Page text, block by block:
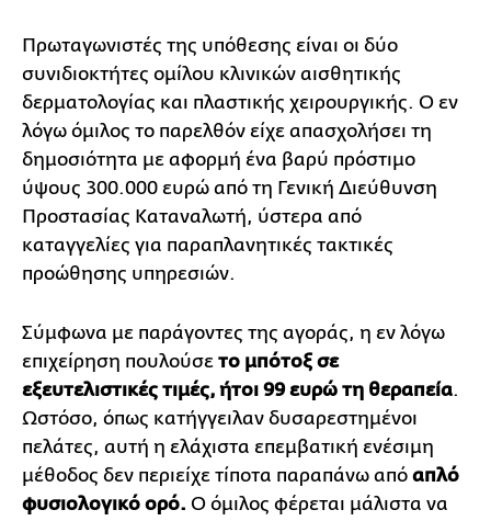
Πρωταγωνιστές της υπόθεσης είναι οι δύο
συνιδιοκτήτες ομίλου κλινικών αισθητικής
δερματολογίας και πλαστικής χειρουργικής. Ο εν
λόγω όμιλος το παρελθόν είχε απασχολήσει τη
δημοσιότητα με αφορμή ένα βαρύ πρόστιμο
ύψους 300.000 ευρώ από τη Γενική Διεύθυνση
Προστασίας Καταναλωτή, ύστερα από
καταγγελίες για παραπλανητικές τακτικές
προώθησης υπηρεσιών.
Σύμφωνα με παράγοντες της αγοράς, η εν λόγω
επιχείρηση πουλούσε το μπότοξ σε
εξευτελιστικές τιμές, ήτοι 99 ευρώ τη θεραπεία.
Ωστόσο, όπως κατήγγειλαν δυσαρεστημένοι
πελάτες, αυτή η ελάχιστα επεμβατική ενέσιμη
μέθοδος δεν περιείχε τίποτα παραπάνω από απλό
φυσιολογικό ορό. Ο όμιλος φέρεται μάλιστα να